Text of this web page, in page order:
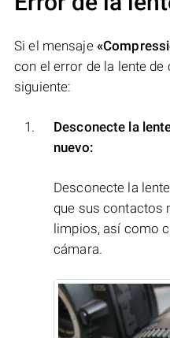
Si el mensaje
con el error de la lente de
siguiente:
Desconecte la
nuevo:
Desconecte la
que sus contactos
limpios, así como
cámara.